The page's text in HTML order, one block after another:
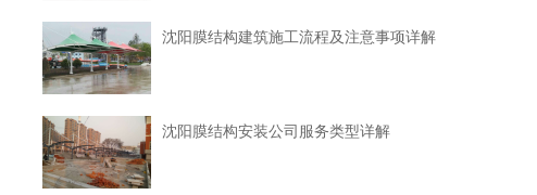
沈阳膜结构建筑施工流程及注意事项详解
沈阳膜结构安装公司服务类型详解